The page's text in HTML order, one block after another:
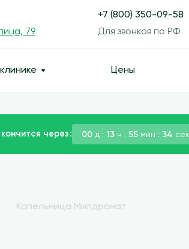
79
+7 (800) 350-09-58
Для звонков по РФ
Цены
через: 00д : 13ч : 55мин : 33сек
Капельница Милдронат